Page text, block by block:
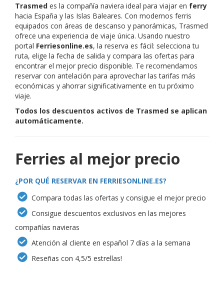
Trasmed es la compañía naviera ideal para viajar en ferry
hacia España y las Islas Baleares. Con modernos ferris
equipados con áreas de descanso y panorámicas, Trasmed
ofrece una experiencia de viaje única. Usando nuestro
portal Ferriesonline.es, la reserva es fácil: selecciona tu
ruta, elige la fecha de salida y compara las ofertas para
encontrar el mejor precio disponible. Te recomendamos
reservar con antelación para aprovechar las tarifas más
económicas y ahorrar significativamente en tu próximo
viaje.
Todos los descuentos activos de Trasmed se aplican
automáticamente.
Ferries al mejor precio
¿POR QUÉ RESERVAR EN FERRIESONLINE.ES?
Compara todas las ofertas y consigue el mejor precio
Consigue descuentos exclusivos en las mejores
compañías navieras
Atención al cliente en español 7 días a la semana
Reseñas con 4,5/5 estrellas!